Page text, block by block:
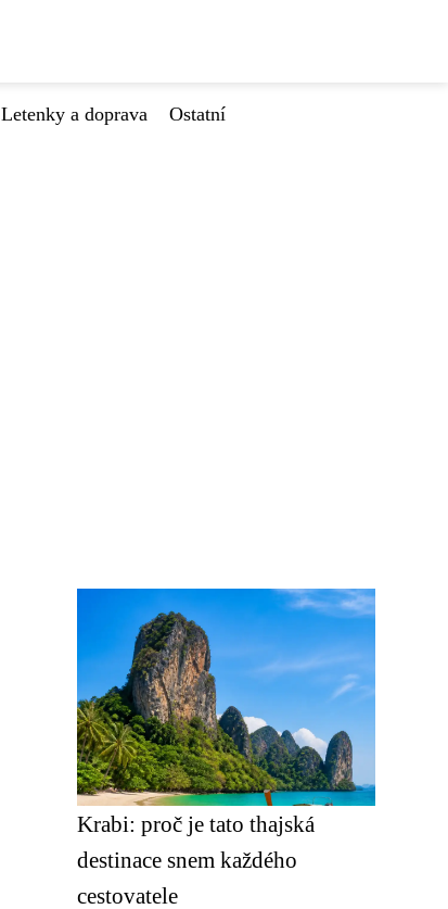
Letenky a doprava
Ostatní
Krabi: proč je tato thajská
destinace snem každého
cestovatele